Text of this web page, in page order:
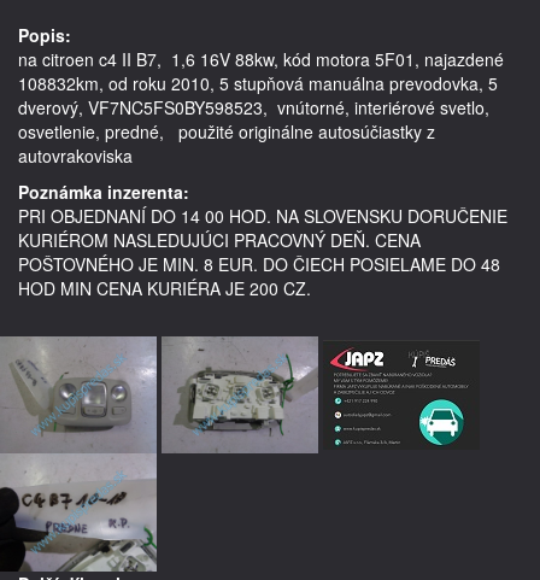
Popis:
na citroen c4 II B7,  1,6 16V 88kw, kód motora 5F01, najazdené
108832km, od roku 2010, 5 stupňová manuálna prevodovka, 5
dverový, VF7NC5FS0BY598523,  vnútorné, interiérové svetlo,
osvetlenie, predné,   použité originálne autosúčiastky z
Poznámka inzerenta:
PRI OBJEDNANÍ DO 14 00 HOD. NA SLOVENSKU DORUČENIE
KURIÉROM NASLEDUJÚCI PRACOVNÝ DEŇ. CENA
POŠTOVNÉHO JE MIN. 8 EUR. DO ČIECH POSIELAME DO 48
HOD MIN CENA KURIÉRA JE 200 CZ.